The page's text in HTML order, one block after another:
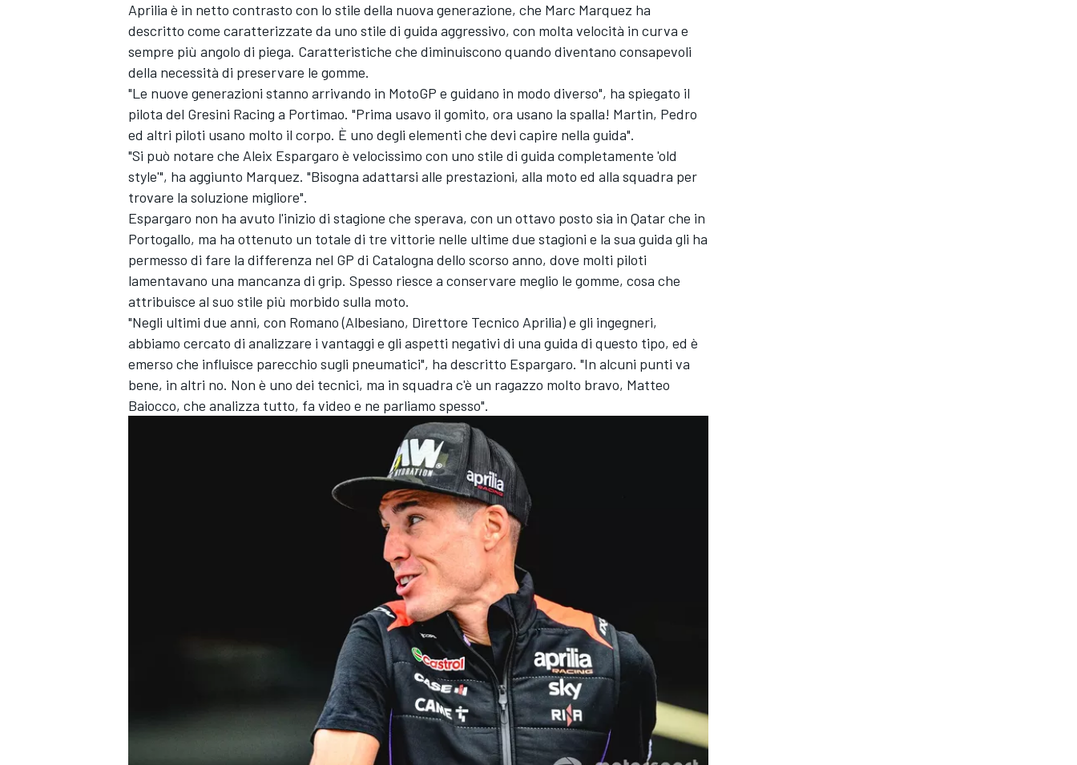
Aprilia è in netto contrasto con lo stile della nuova generazione, che Marc Marquez ha
descritto come caratterizzate da uno stile di guida aggressivo, con molta velocità in curva e
sempre più angolo di piega. Caratteristiche che diminuiscono quando diventano consapevoli
della necessità di preservare le gomme.
"Le nuove generazioni stanno arrivando in MotoGP e guidano in modo diverso", ha spiegato il
pilota del Gresini Racing a Portimao. "Prima usavo il gomito, ora usano la spalla! Martin, Pedro
ed altri piloti usano molto il corpo. È uno degli elementi che devi capire nella guida".
"Si può notare che Aleix Espargaro è velocissimo con uno stile di guida completamente 'old
style'", ha aggiunto Marquez. "Bisogna adattarsi alle prestazioni, alla moto ed alla squadra per
trovare la soluzione migliore".
Espargaro non ha avuto l'inizio di stagione che sperava, con un ottavo posto sia in Qatar che in
Portogallo, ma ha ottenuto un totale di tre vittorie nelle ultime due stagioni e la sua guida gli ha
permesso di fare la differenza nel GP di Catalogna dello scorso anno, dove molti piloti
lamentavano una mancanza di grip. Spesso riesce a conservare meglio le gomme, cosa che
attribuisce al suo stile più morbido sulla moto.
"Negli ultimi due anni, con Romano (Albesiano, Direttore Tecnico Aprilia) e gli ingegneri,
abbiamo cercato di analizzare i vantaggi e gli aspetti negativi di una guida di questo tipo, ed è
emerso che influisce parecchio sugli pneumatici", ha descritto Espargaro. "In alcuni punti va
bene, in altri no. Non è uno dei tecnici, ma in squadra c'è un ragazzo molto bravo, Matteo
Baiocco, che analizza tutto, fa video e ne parliamo spesso".